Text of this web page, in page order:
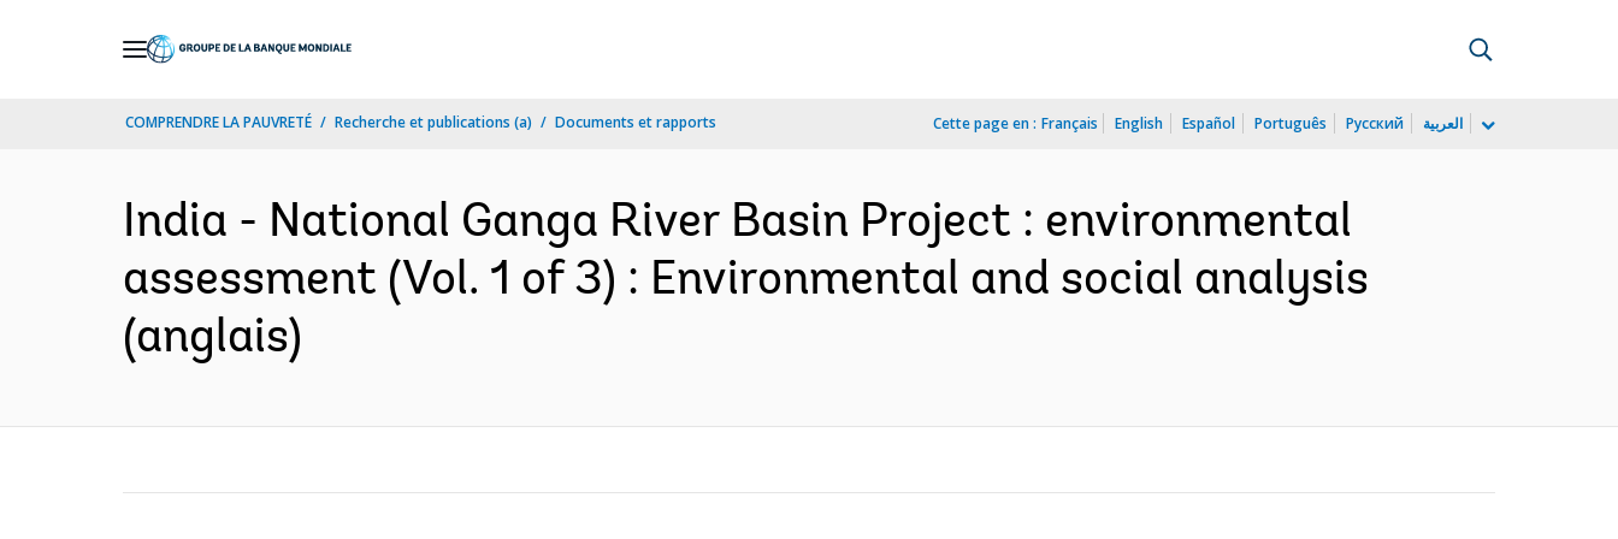
COMPRENDRE LA PAUVRETÉ Recherche et publications (a) Documents et rapports Cette page en : Français English Español Português Русский العربية
India - National Ganga River Basin Project : environmental
assessment (Vol. 1 of 3) : Environmental and social analysis
(anglais)